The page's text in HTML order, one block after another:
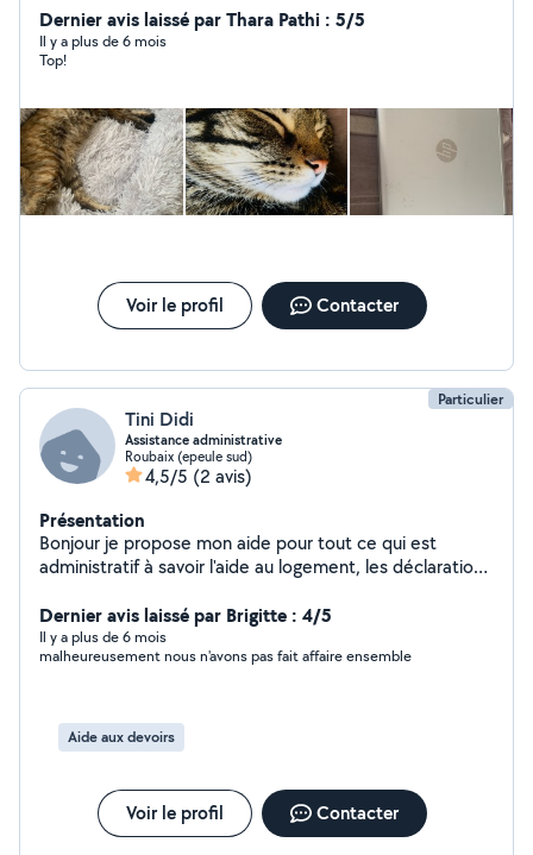
pas à me contacter.
Dernier avis laissé par Thara Pathi : 5/5
Il y a plus de 6 mois
Top!
Voir le profil Contacter
Particulier
Tini Didi
Assistance administrative
Roubaix (epeule sud)
4,5/5 (2 avis)
Présentation
Bonjour je propose mon aide pour tout ce qui est
administratif à savoir l'aide au logement, les déclarations
rendez-vous, gestion des documents, emails, courriers.
Saisir des données, mais aussi l'organisation et les
plannings . N'hésitez pas :)
Dernier avis laissé par Brigitte : 4/5
Il y a plus de 6 mois
malheureusement nous n'avons pas fait affaire ensemble
Aide aux devoirs
Voir le profil Contacter